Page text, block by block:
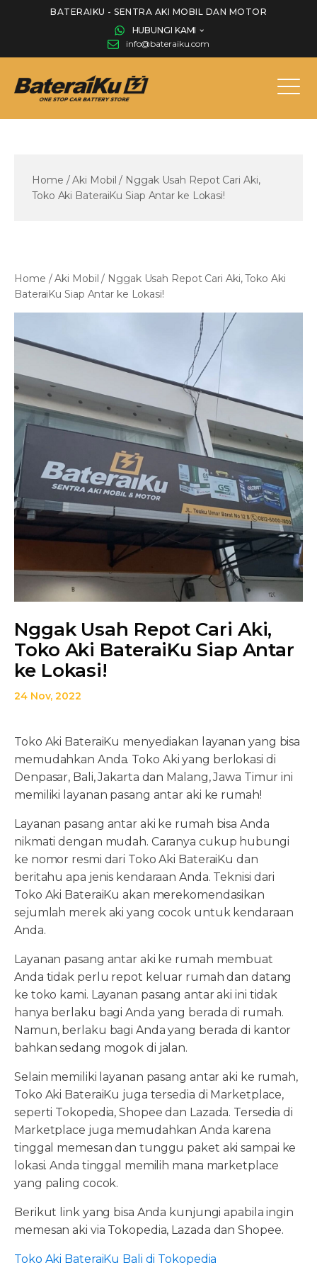
BATERAIKU - SENTRA AKI MOBIL DAN MOTOR
HUBUNGI KAMI
info@bateraiku.com
Home /Aki Mobil / Nggak Usah Repot Cari Aki,
Toko Aki BateraiKu Siap Antar ke Lokasi!
Home /Aki Mobil / Nggak Usah Repot Cari Aki, Toko Aki
BateraiKu Siap Antar ke Lokasi!
Nggak Usah Repot Cari Aki,
Toko Aki BateraiKu Siap Antar
ke Lokasi!
24 Nov, 2022
Toko Aki BateraiKu menyediakan layanan yang bisa
memudahkan Anda. Toko Aki yang berlokasi di
Denpasar, Bali, Jakarta dan Malang, Jawa Timur ini
memiliki layanan pasang antar aki ke rumah!
Layanan pasang antar aki ke rumah bisa Anda
nikmati dengan mudah. Caranya cukup hubungi
ke nomor resmi dari Toko Aki BateraiKu dan
beritahu apa jenis kendaraan Anda. Teknisi dari
Toko Aki BateraiKu akan merekomendasikan
sejumlah merek aki yang cocok untuk kendaraan
Anda.
Layanan pasang antar aki ke rumah membuat
Anda tidak perlu repot keluar rumah dan datang
ke toko kami. Layanan pasang antar aki ini tidak
hanya berlaku bagi Anda yang berada di rumah.
Namun, berlaku bagi Anda yang berada di kantor
bahkan sedang mogok di jalan.
Selain memiliki layanan pasang antar aki ke rumah,
Toko Aki BateraiKu juga tersedia di Marketplace,
seperti Tokopedia, Shopee dan Lazada. Tersedia di
Marketplace juga memudahkan Anda karena
tinggal memesan dan tunggu paket aki sampai ke
lokasi. Anda tinggal memilih mana marketplace
yang paling cocok.
Berikut link yang bisa Anda kunjungi apabila ingin
memesan aki via Tokopedia, Lazada dan Shopee.
Toko Aki BateraiKu Bali di Tokopedia